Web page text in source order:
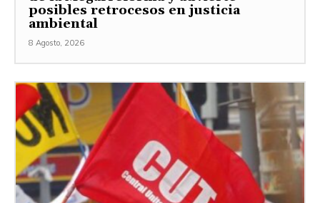
posibles retrocesos en justicia
ambiental
8 Agosto, 2026